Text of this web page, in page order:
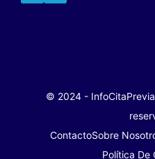
© 2024 -
ContactoSobre
Política De